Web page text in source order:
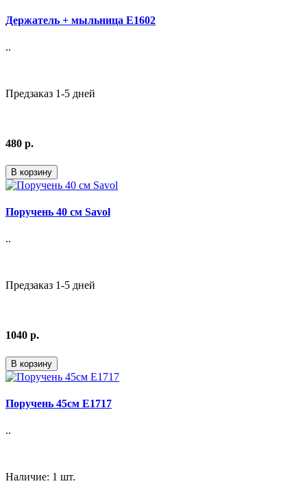
Держатель + мыльница E1602
..
Предзаказ 1-5 дней
480 р.
В корзину
Поручень 40 см Savol
..
Предзаказ 1-5 дней
1040 р.
В корзину
Поручень 45см E1717
..
Наличие: 1 шт.